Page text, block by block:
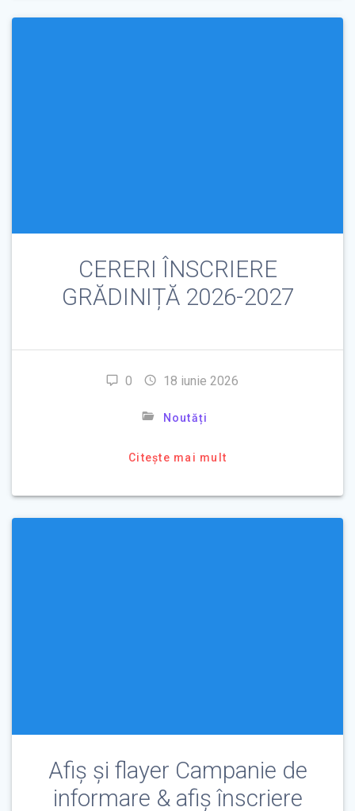
CERERI ÎNSCRIERE
GRĂDINIȚĂ 2026-2027
0 18 iunie 2026
Noutăți
Citește mai mult
Afiș și flayer Campanie de
informare & afiș înscriere